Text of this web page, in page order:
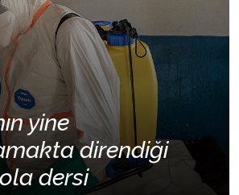
yine
direndiği
dersi